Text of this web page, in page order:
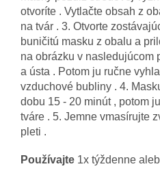
otvoríte . Vytlačte obsah z
na tvár . 3. Otvorte
buničitú masku z obalu a
na obrázku v nasledujúcom
a ústa . Potom ju ručne
vzduchové bubliny . 4.
dobu 15 - 20 minút , potom
tváre . 5. Jemne vmasírujte
pleti .
Používajte 1x týždenne